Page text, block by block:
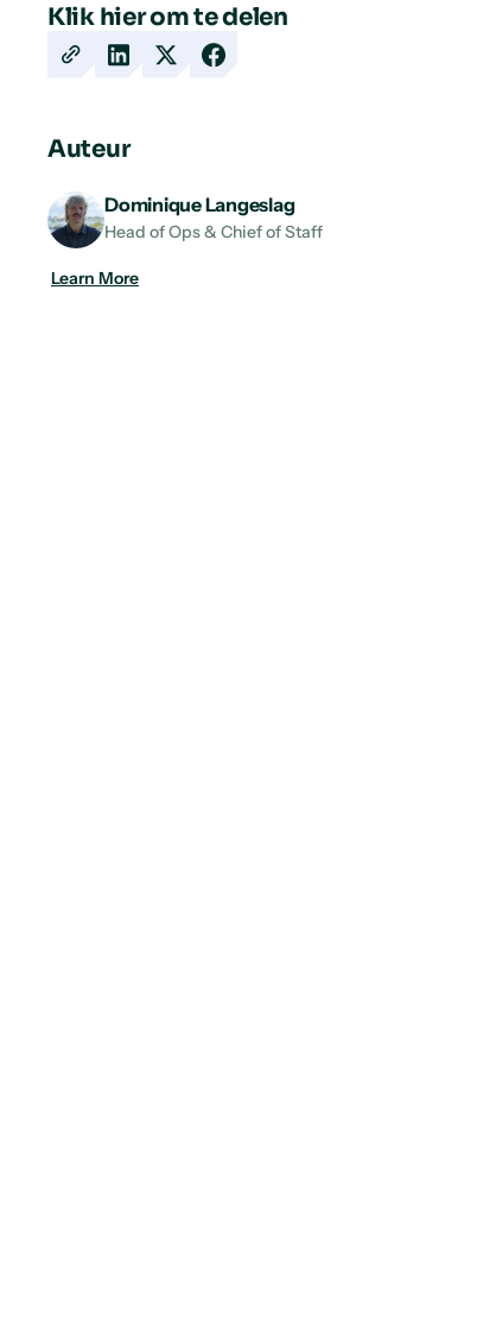
Klik hier om te delen
CopyShareShareShare
Auteur
Dominique Langeslag
Head of Ops & Chief of Staff
Learn More